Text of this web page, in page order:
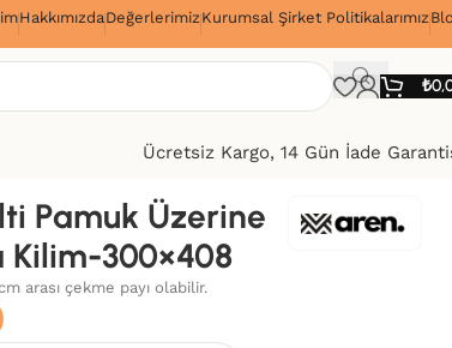
HakkımızdaDeğerlerimizKurumsal Şirket Politikalarımız
₺
Ücretsiz Kargo, 14 Gün İade
Pamuk Üzerine
Kilim-300×408
arası çekme payı olabilir.